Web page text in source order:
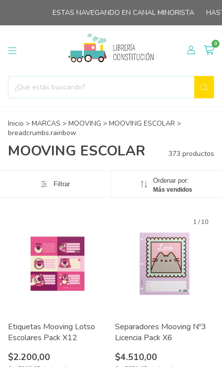
ESTAS NAVEGANDO EN CANAL MINORISTA HASTA 3
0
Inicio > MARCAS > MOOVING > MOOVING ESCOLAR >
breadcrumbs.rainbow
MOOVING ESCOLAR 373 productos
Filtrar Ordenar por:
Más vendidos
Etiquetas Mooving Lotso
Escolares Pack X12
$2.200,00
1 /10
Separadores Mooving Nº3
Licencia Pack X6
$4.510,00